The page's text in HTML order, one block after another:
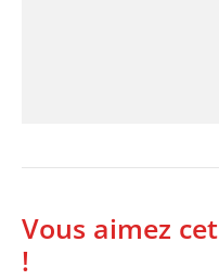
Vous aimez
!